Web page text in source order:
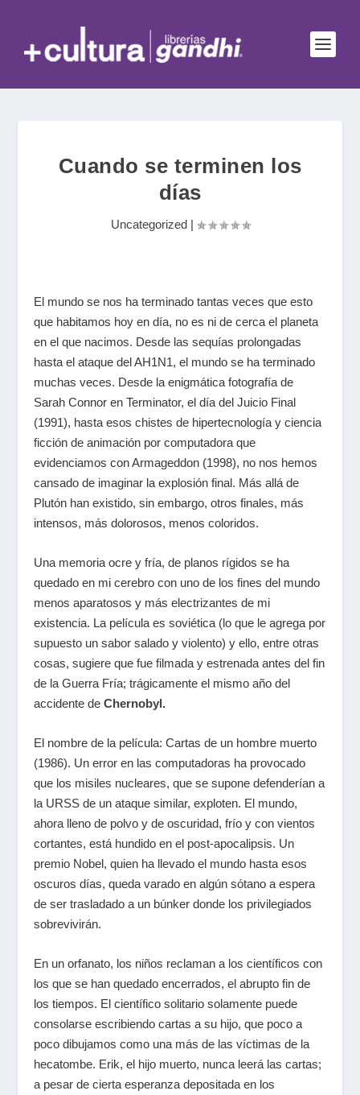
Cuando se terminen los
días
Uncategorized|
El mundo se nos ha terminado tantas veces que esto
que habitamos hoy en día, no es ni de cerca el planeta
en el que nacimos. Desde las sequías prolongadas
hasta el ataque del AH1N1, el mundo se ha terminado
muchas veces. Desde la enigmática fotografía de
Sarah Connor en Terminator, el día del Juicio Final
(1991), hasta esos chistes de hipertecnología y ciencia
ficción de animación por computadora que
evidenciamos con Armageddon (1998), no nos hemos
cansado de imaginar la explosión final. Más allá de
Plutón han existido, sin embargo, otros finales, más
intensos, más dolorosos, menos coloridos.
Una memoria ocre y fría, de planos rígidos se ha
quedado en mi cerebro con uno de los fines del mundo
menos aparatosos y más electrizantes de mi
existencia. La película es soviética (lo que le agrega por
supuesto un sabor salado y violento) y ello, entre otras
cosas, sugiere que fue filmada y estrenada antes del fin
de la Guerra Fría; trágicamente el mismo año del
accidente deChernobyl.
El nombre de la película: Cartas de un hombre muerto
(1986). Un error en las computadoras ha provocado
que los misiles nucleares, que se supone defenderían a
la URSS de un ataque similar, exploten. El mundo,
ahora lleno de polvo y de oscuridad, frío y con vientos
cortantes, está hundido en el post-apocalipsis. Un
premio Nobel, quien ha llevado el mundo hasta esos
oscuros días, queda varado en algún sótano a espera
de ser trasladado a un búnker donde los privilegiados
sobrevivirán.
En un orfanato, los niños reclaman a los científicos con
los que se han quedado encerrados, el abrupto fin de
los tiempos. El científico solitario solamente puede
consolarse escribiendo cartas a su hijo, que poco a
poco dibujamos como una más de las víctimas de la
hecatombe. Erik, el hijo muerto, nunca leerá las cartas;
a pesar de cierta esperanza depositada en los